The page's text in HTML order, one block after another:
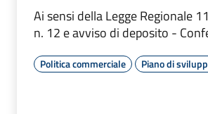
Ai sensi della Legge Regionale
n. 12 e avviso di deposito -
Politica commerciale Piano di